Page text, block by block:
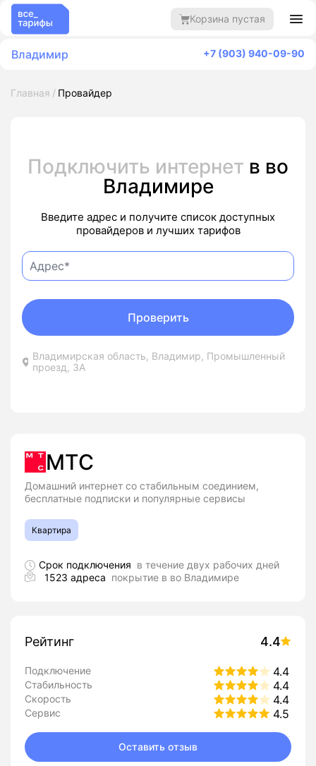
Корзина пустая
Владимир +7 (903) 940-09-90
Главная Провайдер
Подключить интернет в во
Владимире
Введите адрес и получите список доступных
провайдеров и лучших тарифов
Владимирская область, Владимир, Промышленный
проезд, 3А
Проверить
МТС
Домашний интернет со стабильным соединием,
бесплатные подписки и популярные сервисы
Квартира
Срок подключения в течение двух рабочих дней
1523 адреса покрытие в во Владимире
Рейтинг 4.4
Подключение 4.4
Стабильность 4.4
Скорость 4.4
Сервис 4.5
Оставить отзыв